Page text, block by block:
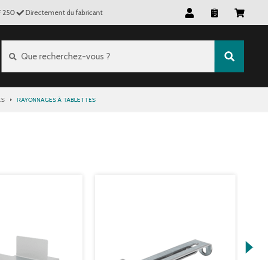
250 Directement du fabricant
Que recherchez-vous ?
RAYONNAGES À TABLETTES